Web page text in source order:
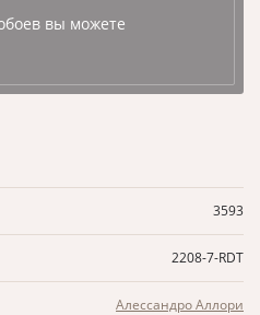
вы можете
3593
2208-7-RDT
Алессандро Аллори